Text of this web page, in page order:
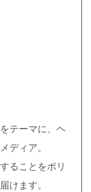
をテーマに、ヘ
ディア。
ることをポリ
けます。